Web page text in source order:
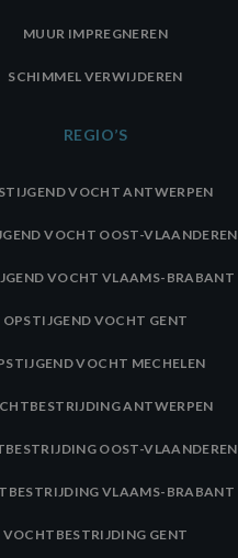
MUUR IMPREGNEREN
SCHIMMEL VERWIJDEREN
REGIO’S
VOCHT ANTWERPEN
VOCHT OOST-VLAANDEREN
VOCHT VLAAMS-BRABANT
OPSTIJGEND VOCHT GENT
VOCHT MECHELEN
ANTWERPEN
OOST-VLAANDEREN
VLAAMS-BRABANT
VOCHTBESTRIJDING GENT